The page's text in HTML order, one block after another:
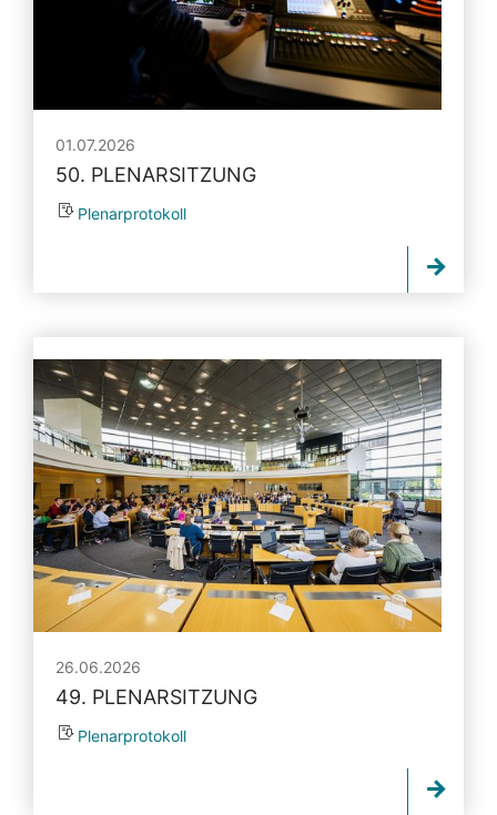
01.07.2026
50. PLENARSITZUNG
Plenarprotokoll
26.06.2026
49. PLENARSITZUNG
Plenarprotokoll